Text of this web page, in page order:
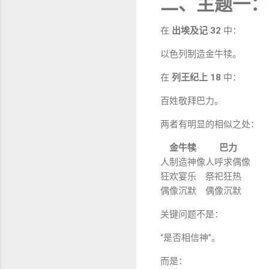
在 出埃及记 32 中：
以色列制造金牛犊。
在 列王纪上 18 中：
百姓敬拜巴力。
两者有明显的相似之处：
金牛犊
巴力
人制造神像人呼求偶像
狂欢宴乐
祭祀狂热
偶像沉默
偶像沉默
关键问题不是：
“是否相信神”。
而是：